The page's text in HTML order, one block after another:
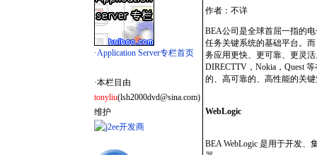
·Application Server专栏首页
·本栏目由
tonyliu(lsh2000dvd@sina.com)
维护
作者：不详
BEA公司是全球首屈一指的
任务关键系统的基础平台。
务应用更快、更可靠、更灵活
DIRECTTV，Nokia，Quest
的、高可靠的、高性能的关
WebLogic
BEA WebLogic 是用于开发、